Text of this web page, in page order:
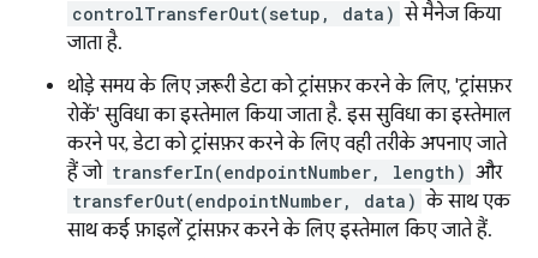
controlTransferOut(setup, data) से मैनेज किया
जाता है.
थोड़े समय के लिए ज़रूरी डेटा को ट्रांसफ़र करने के लिए, 'ट्रांसफ़र
रोकें' सुविधा का इस्तेमाल किया जाता है. इस सुविधा का इस्तेमाल
करने पर, डेटा को ट्रांसफ़र करने के लिए वही तरीके अपनाए जाते
हैं जो transferIn(endpointNumber, length) और
transferOut(endpointNumber, data) के साथ एक
साथ कई फ़ाइलें ट्रांसफ़र करने के लिए इस्तेमाल किए जाते हैं.